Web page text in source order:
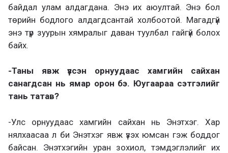
байдал улам алдагдана. Энэ их аюултай. Энэ бол
төрийн бодлого алдагдсантай холбоотой. Магадгүй
энэ түр зуурын хямралыг даван туулбал гайгүй болох
байх.
-Таны явж үзсэн орнуудаас хамгийн сайхан
санагдсан нь ямар орон бэ. Юугаараа сэтгэлийг
тань татав?
-Улс орнуудаас хамгийн сайхан нь Энэтхэг. Хар
нялхаасаа л би Энэтхэг явж үзэх юмсан гэж боддог
байсан. Энэтхэгийн уран зохиол, тэмдэглэлийг их